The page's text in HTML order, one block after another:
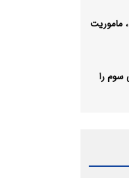
ماموریت
سوم را